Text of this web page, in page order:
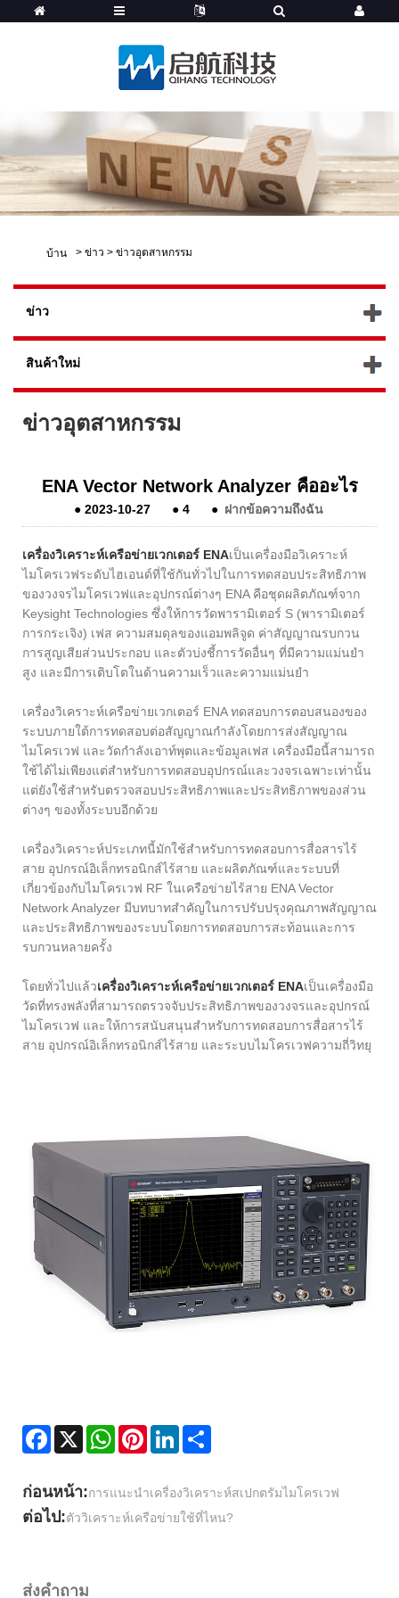
บ้าน > ข่าว > ข่าวอุตสาหกรรม
ข่าว
สินค้าใหม่
ข่าวอุตสาหกรรม
ENA Vector Network Analyzer คืออะไร
● 2023-10-27 ● 4 ● ฝากข้อความถึงฉัน
เครื่องวิเคราะห์เครือข่ายเวกเตอร์ ENAเป็นเครื่องมือวิเคราะห์
ไมโครเวฟระดับไฮเอนด์ที่ใช้กันทั่วไปในการทดสอบประสิทธิภาพ
ของวงจรไมโครเวฟและอุปกรณ์ต่างๆ ENA คือชุดผลิตภัณฑ์จาก
Keysight Technologies ซึ่งให้การวัดพารามิเตอร์ S (พารามิเตอร์
การกระเจิง) เฟส ความสมดุลของแอมพลิจูด ค่าสัญญาณรบกวน
การสูญเสียส่วนประกอบ และตัวบ่งชี้การวัดอื่นๆ ที่มีความแม่นยำ
สูง และมีการเติบโตในด้านความเร็วและความแม่นยำ
เครื่องวิเคราะห์เครือข่ายเวกเตอร์ ENA ทดสอบการตอบสนองของ
ระบบภายใต้การทดสอบต่อสัญญาณกำลังโดยการส่งสัญญาณ
ไมโครเวฟ และวัดกำลังเอาท์พุตและข้อมูลเฟส เครื่องมือนี้สามารถ
ใช้ได้ไม่เพียงแต่สำหรับการทดสอบอุปกรณ์และวงจรเฉพาะเท่านั้น
แต่ยังใช้สำหรับตรวจสอบประสิทธิภาพและประสิทธิภาพของส่วน
ต่างๆ ของทั้งระบบอีกด้วย
เครื่องวิเคราะห์ประเภทนี้มักใช้สำหรับการทดสอบการสื่อสารไร้
สาย อุปกรณ์อิเล็กทรอนิกส์ไร้สาย และผลิตภัณฑ์และระบบที่
เกี่ยวข้องกับไมโครเวฟ RF ในเครือข่ายไร้สาย ENA Vector
Network Analyzer มีบทบาทสำคัญในการปรับปรุงคุณภาพสัญญาณ
และประสิทธิภาพของระบบโดยการทดสอบการสะท้อนและการ
รบกวนหลายครั้ง
โดยทั่วไปแล้วเครื่องวิเคราะห์เครือข่ายเวกเตอร์ ENAเป็นเครื่องมือ
วัดที่ทรงพลังที่สามารถตรวจจับประสิทธิภาพของวงจรและอุปกรณ์
ไมโครเวฟ และให้การสนับสนุนสำหรับการทดสอบการสื่อสารไร้
สาย อุปกรณ์อิเล็กทรอนิกส์ไร้สาย และระบบไมโครเวฟความถี่วิทยุ
Facebook
X WhatsAppPinterestLinkedIn
ก่อนหน้า:การแนะนำเครื่องวิเคราะห์สเปกตรัมไมโครเวฟ
ต่อไป:ตัววิเคราะห์เครือข่ายใช้ที่ไหน?
ส่งคำถาม